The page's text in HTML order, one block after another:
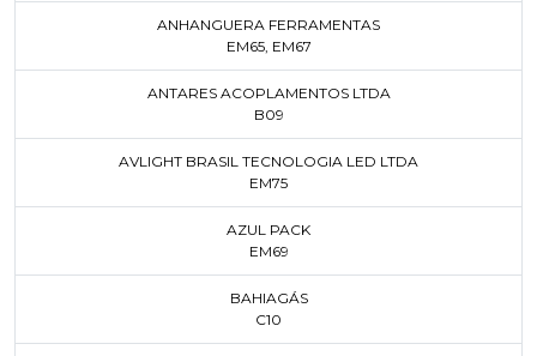
ANHANGUERA FERRAMENTAS
EM65, EM67
ANTARES ACOPLAMENTOS LTDA
B09
AVLIGHT BRASIL TECNOLOGIA LED LTDA
EM75
AZUL PACK
EM69
BAHIAGÁS
C10